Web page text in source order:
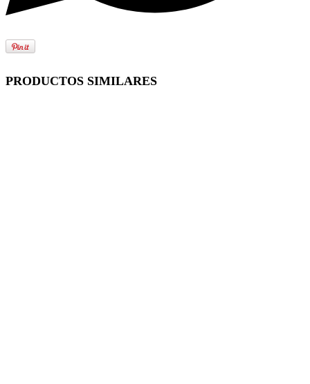
PRODUCTOS SIMILARES